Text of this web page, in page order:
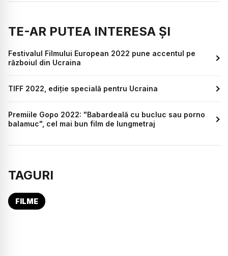
TE-AR PUTEA INTERESA ȘI
Festivalul Filmului European 2022 pune accentul pe
războiul din Ucraina
TIFF 2022, ediție specială pentru Ucraina
Premiile Gopo 2022: "Babardeală cu bucluc sau porno
balamuc", cel mai bun film de lungmetraj
TAGURI
FILME